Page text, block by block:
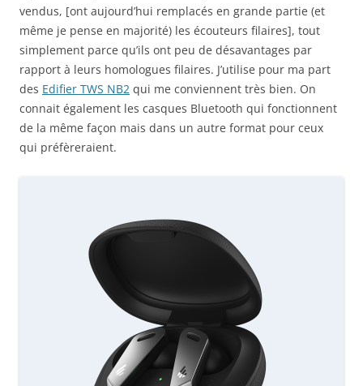
vendus, [ont aujourd’hui remplacés en grande partie (et
même je pense en majorité) les écouteurs filaires], tout
simplement parce qu’ils ont peu de désavantages par
rapport à leurs homologues filaires. J’utilise pour ma part
des Edifier TWS NB2 qui me conviennent très bien. On
connait également les casques Bluetooth qui fonctionnent
de la même façon mais dans un autre format pour ceux
qui préfèreraient.